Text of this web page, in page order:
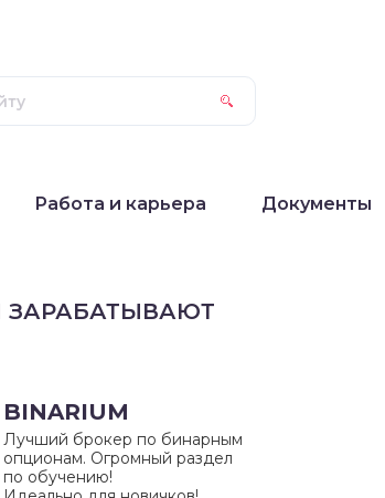
Работа и карьера Документы
ЗАРАБАТЫВАЮТ
BINARIUM
Лучший брокер по бинарным
опционам. Огромный раздел
по обучению!